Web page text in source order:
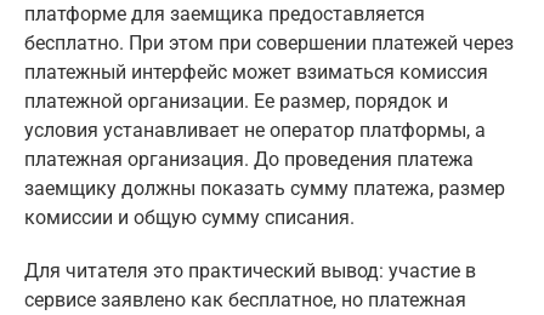
платформе для заемщика предоставляется
бесплатно. При этом при совершении платежей через
платежный интерфейс может взиматься комиссия
платежной организации. Ее размер, порядок и
условия устанавливает не оператор платформы, а
платежная организация. До проведения платежа
заемщику должны показать сумму платежа, размер
комиссии и общую сумму списания.
Для читателя это практический вывод: участие в
сервисе заявлено как бесплатное, но платежная